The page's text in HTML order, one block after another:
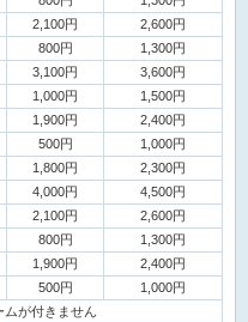
2,100円
2,600円
800円 1,300円
3,100円
3,600円
1,000円 1,500円
1,900円
2,400円
500円 1,000円
1,800円
2,300円
4,000円 4,500円
2,100円
2,600円
800円 1,300円
1,900円
2,400円
500円
1,000円
ムが付きません